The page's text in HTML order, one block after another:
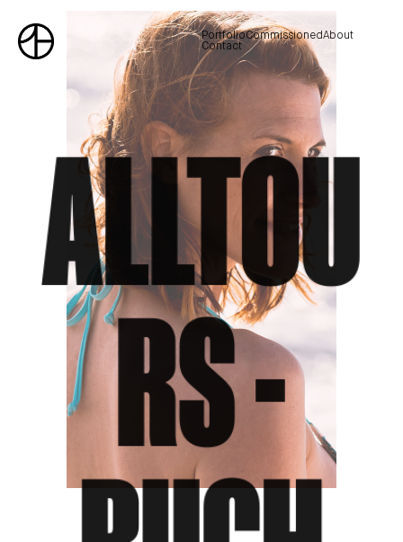
PortfolioCommissionedAbout
Contact
ALLTOU
RS -